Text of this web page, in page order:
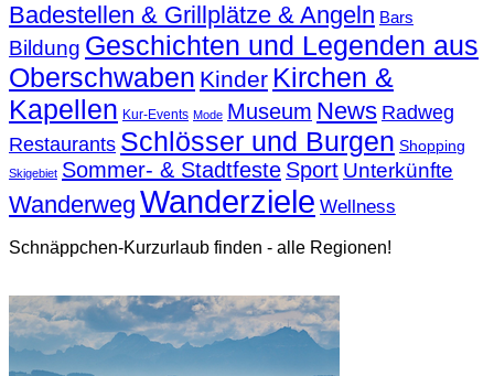
Badestellen & Grillplätze & Angeln Bars
Bildung Geschichten und Legenden aus
Oberschwaben Kinder Kirchen &
Kapellen Kur-Events Mode Museum News Radweg
Restaurants Schlösser und Burgen Shopping
Skigebiet Sommer- & Stadtfeste Sport Unterkünfte
Wanderweg Wanderziele Wellness
Schnäppchen-Kurzurlaub finden - alle Regionen!